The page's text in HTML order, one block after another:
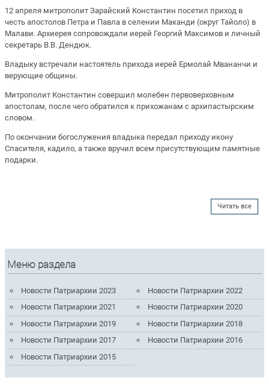
12 апреля митрополит Зарайский Константин посетил приход в
честь апостолов Петра и Павла в селении Маканди (округ Тайоло) в
Малави. Архиерея сопровождали иерей Георгий Максимов и личный
секретарь В.В. Дендюк.
Владыку встречали настоятель прихода иерей Ермолай Мвананчи и
верующие общины.
Митрополит Константин совершил молебен первоверховным
апостолам, после чего обратился к прихожанам с архипастырским
словом.
По окончании богослужения владыка передал приходу икону
Спасителя, кадило, а также вручил всем присутствующим памятные
подарки.
Читать все
Меню раздела
Новости Патриархии 2023
Новости Патриархии 2022
Новости Патриархии 2021
Новости Патриархии 2020
Новости Патриархии 2019
Новости Патриархии 2018
Новости Патриархии 2017
Новости Патриархии 2016
Новости Патриархии 2015